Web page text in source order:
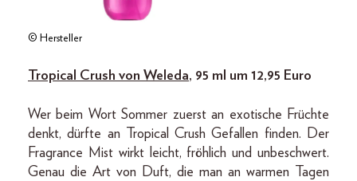
© Hersteller
Tropical Crush von Weleda, 95 ml um 12,95 Euro
Wer beim Wort Sommer zuerst an exotische Früchte
denkt, dürfte an Tropical Crush Gefallen finden. Der
Fragrance Mist wirkt leicht, fröhlich und unbeschwert.
Genau die Art von Duft, die man an warmen Tagen